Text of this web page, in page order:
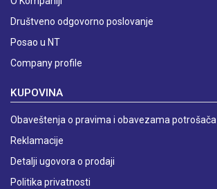
Društveno odgovorno poslovanje
Posao u NT
Company profile
KUPOVINA
Obaveštenja o pravima i obavezama potrošača
Reklamacije
Detalji ugovora o prodaji
Politika privatnosti